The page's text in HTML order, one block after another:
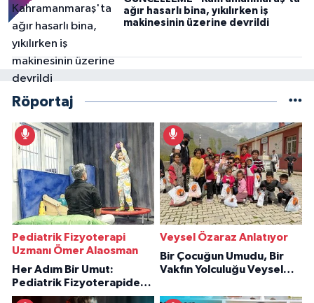
ağır hasarlı bina, yıkılırken iş
makinesinin üzerine devrildi
Röportaj
Pediatrik Fizyoterapi
Uzmanı Ömer Alaosman
Her Adım Bir Umut:
Pediatrik Fizyoterapiden
İlham Veren Hikâyeler
Veysel Özaraz Anlatıyor
Bir Çocuğun Umudu, Bir
Vakfın Yolculuğu Veysel